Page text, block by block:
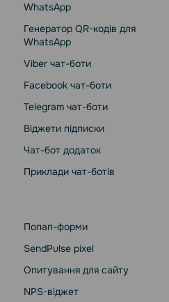
WhatsApp
Генератор QR-кодів для
WhatsApp
Viber чат-боти
Facebook чат-боти
Telegram чат-боти
Віджети підписки
Чат-бот додаток
Приклади чат-ботів
Попап-форми
SendPulse pixel
Опитування для сайту
NPS-віджет